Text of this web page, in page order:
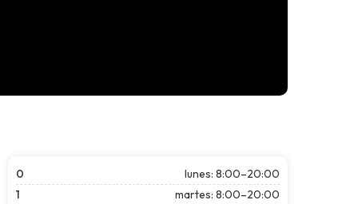
0
lunes: 8:00–20:00
1
martes: 8:00–20:00